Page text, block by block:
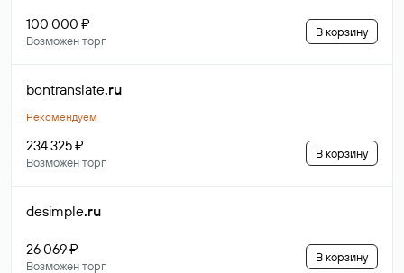
100 000 ₽
Возможен торг
В корзину
bontranslate.ru
Рекомендуем
234 325 ₽
Возможен торг
В корзину
desimple.ru
26 069 ₽
Возможен торг
В корзину